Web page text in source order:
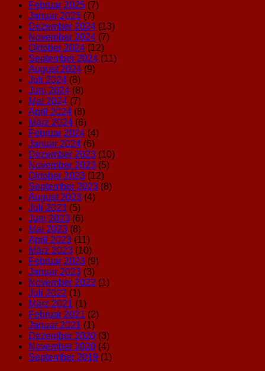
Februar 2025 (7)
Januar 2025 (7)
Dezember 2024 (13)
November 2024 (7)
Oktober 2024 (12)
September 2024 (11)
August 2024 (9)
Juli 2024 (8)
Juni 2024 (8)
Mai 2024 (7)
April 2024 (8)
März 2024 (6)
Februar 2024 (4)
Januar 2024 (6)
Dezember 2023 (10)
November 2023 (5)
Oktober 2023 (12)
September 2023 (8)
August 2023 (4)
Juli 2023 (5)
Juni 2023 (6)
Mai 2023 (8)
April 2023 (11)
März 2023 (10)
Februar 2023 (9)
Januar 2023 (3)
November 2022 (1)
Juli 2022 (1)
März 2021 (1)
Februar 2021 (2)
Januar 2021 (1)
Dezember 2020 (3)
November 2020 (4)
September 2019 (1)